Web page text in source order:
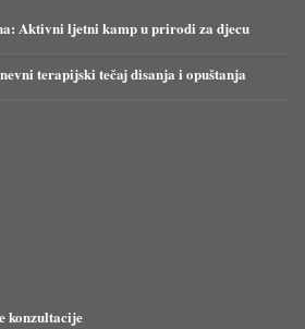
Aktivni ljetni kamp u prirodi za djecu
terapijski tečaj disanja i opuštanja
konzultacije